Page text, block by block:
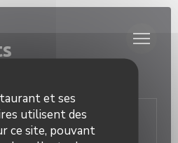
en matière de cookies
et ses
utilisent des
ce site, pouvant
contacter